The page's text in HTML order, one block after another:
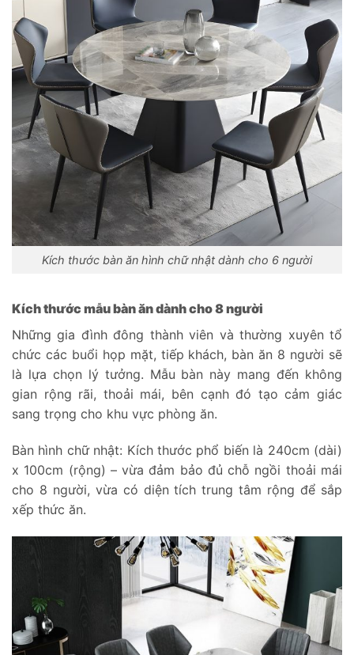
Kích thước bàn ăn hình chữ nhật dành cho 6 người
Kích thước mẫu bàn ăn dành cho 8 người
Những gia đình đông thành viên và thường xuyên tổ
chức các buổi họp mặt, tiếp khách, bàn ăn 8 người sẽ
là lựa chọn lý tưởng. Mẫu bàn này mang đến không
gian rộng rãi, thoải mái, bên cạnh đó tạo cảm giác
sang trọng cho khu vực phòng ăn.
Bàn hình chữ nhật: Kích thước phổ biến là 240cm (dài)
x 100cm (rộng) – vừa đảm bảo đủ chỗ ngồi thoải mái
cho 8 người, vừa có diện tích trung tâm rộng để sắp
xếp thức ăn.